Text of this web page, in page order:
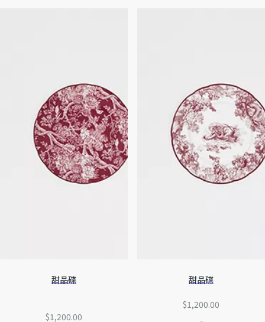
甜品碟
$1,200.00
甜品碟
$1,200.00